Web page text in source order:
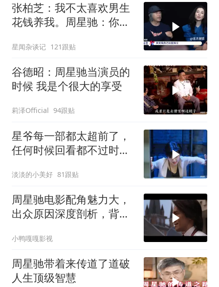
张柏芝：我不太喜欢男生
花钱养我。周星驰：你不
星闻杂谈记 121跟贴
谷德昭：周星驰当演员的
时候 我是个很大的享受
莉泽Official 94跟贴
星爷每一部都太超前了，
任何时候回看都不过时，
淡淡的小美好 81跟贴
周星驰电影配角魅力大，
出众原因深度剖析，背后
小鸭嘎嘎影视
周星驰带着来传道了道破
人生顶级智慧